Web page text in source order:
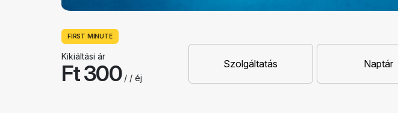
FIRST MINUTE
Kikiáltási ár
Ft 300/ / éj
Szolgáltatás Naptár